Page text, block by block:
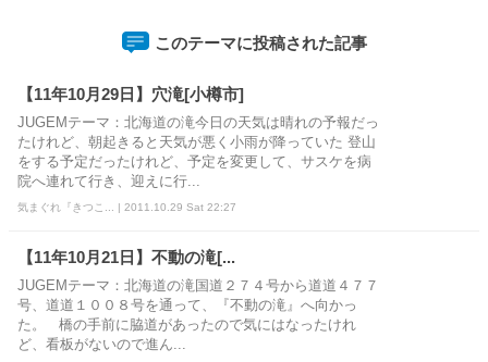
このテーマに投稿された記事
【11年10月29日】穴滝[小樽市]
JUGEMテーマ：北海道の滝今日の天気は晴れの予報だっ
たけれど、朝起きると天気が悪く小雨が降っていた 登山
をする予定だったけれど、予定を変更して、サスケを病
院へ連れて行き、迎えに行...
気まぐれ『きつこ... | 2011.10.29 Sat 22:27
【11年10月21日】不動の滝[...
JUGEMテーマ：北海道の滝国道２７４号から道道４７７
号、道道１００８号を通って、『不動の滝』へ向かっ
た。 橋の手前に脇道があったので気にはなったけれ
ど、看板がないので進ん...